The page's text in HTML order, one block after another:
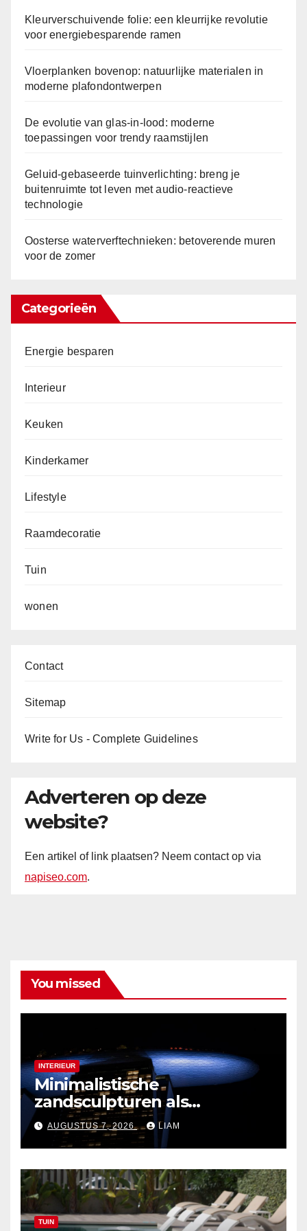
Kleurverschuivende folie: een kleurrijke revolutie
voor energiebesparende ramen
Vloerplanken bovenop: natuurlijke materialen in
moderne plafondontwerpen
De evolutie van glas-in-lood: moderne
toepassingen voor trendy raamstijlen
Geluid-gebaseerde tuinverlichting: breng je
buitenruimte tot leven met audio-reactieve
technologie
Oosterse waterverftechnieken: betoverende muren
voor de zomer
Categorieën
Energie besparen
Interieur
Keuken
Kinderkamer
Lifestyle
Raamdecoratie
Tuin
wonen
Contact
Sitemap
Write for Us - Complete Guidelines
Adverteren op deze
website?
Een artikel of link plaatsen? Neem contact op via
napiseo.com.
You missed
INTERIEUR
Minimalistische
zandsculpturen als
interieurdecoratie
AUGUSTUS 7, 2026 LIAM
TUIN